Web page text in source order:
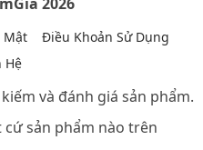
Mật
Điều Khoản Sử Dụng
Hệ
và đánh giá sản phẩm.
sản phẩm nào trên